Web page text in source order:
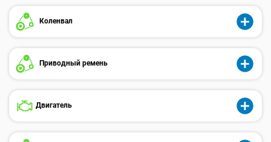
Коленвал
Приводный ремень
Двигатель